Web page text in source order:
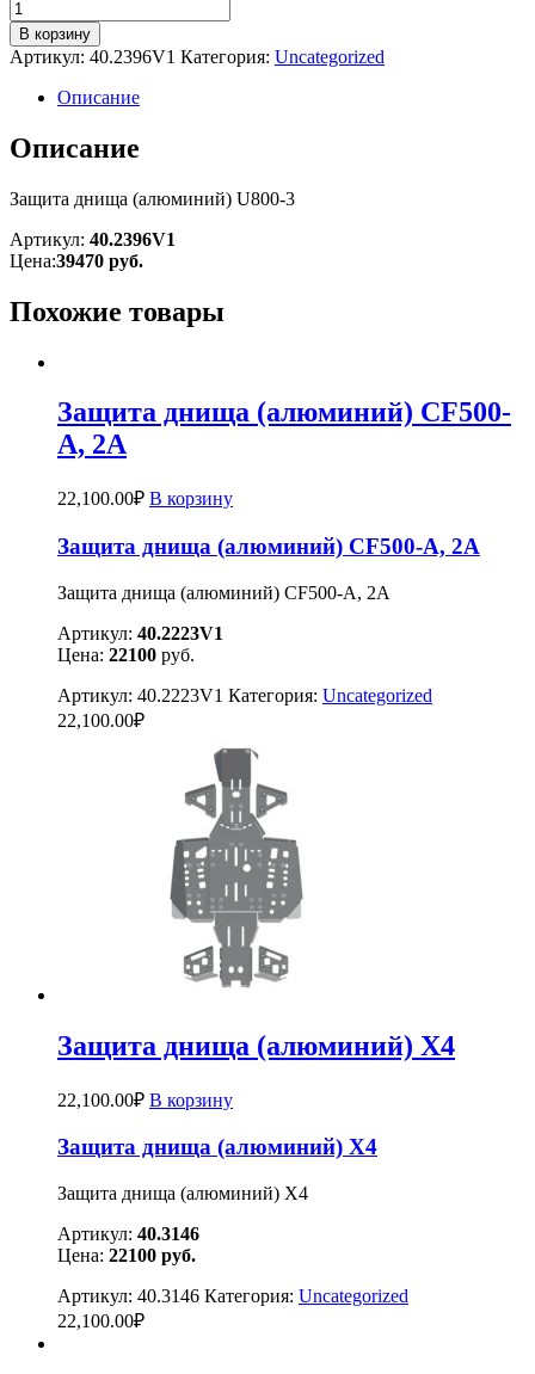
В корзину
Артикул: 40.2396V1 Категория: Uncategorized
Описание
Описание
Защита днища (алюминий) U800-3
Артикул: 40.2396V1
Цена:39470 руб.
Похожие товары
Защита днища (алюминий) CF500-
А, 2А
22,100.00₽ В корзину
Защита днища (алюминий) CF500-А, 2А
Защита днища (алюминий) CF500-А, 2А
Артикул: 40.2223V1
Цена: 22100 руб.
Артикул: 40.2223V1 Категория: Uncategorized
22,100.00₽
Защита днища (алюминий) X4
22,100.00₽ В корзину
Защита днища (алюминий) X4
Защита днища (алюминий) X4
Артикул: 40.3146
Цена: 22100 руб.
Артикул: 40.3146 Категория: Uncategorized
22,100.00₽